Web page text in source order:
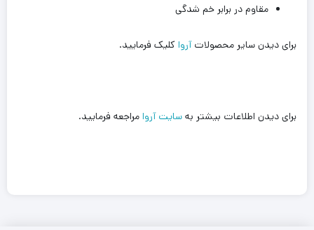
مقاوم در برابر خم شدگی
برای دیدن سایر محصولات آروا کلیک فرمایید.
برای دیدن اطلاعات بیشتر به سایت آروا مراجعه فرمایید.